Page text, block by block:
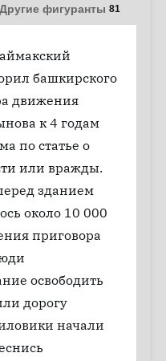
Другие фигуранты 81
башкирского
движения
к 4 годам
по статье о
или вражды.
зданием
около 10 000
приговора
освободить
дорогу
начали